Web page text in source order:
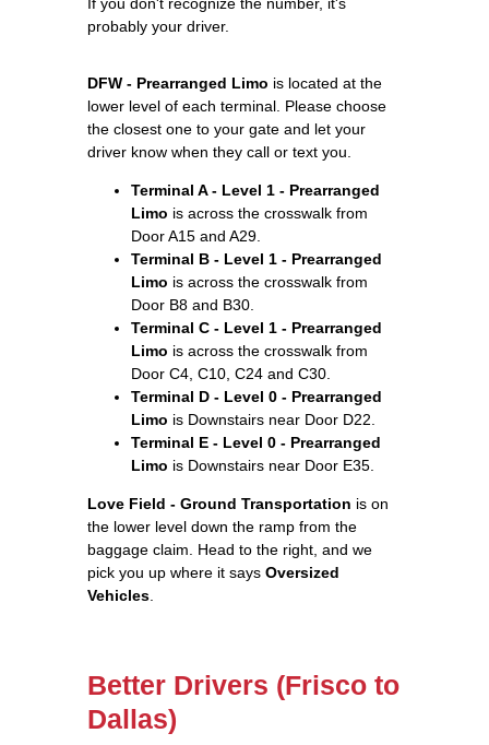
probably your driver.
DFW - Prearranged Limo is located at the
lower level of each terminal. Please choose
the closest one to your gate and let your
driver know when they call or text you.
Terminal A - Level 1 - Prearranged
Limo is across the crosswalk from
Door A15 and A29.
Terminal B - Level 1 - Prearranged
Limo is across the crosswalk from
Door B8 and B30.
Terminal C - Level 1 - Prearranged
Limo is across the crosswalk from
Door C4, C10, C24 and C30.
Terminal D - Level 0 - Prearranged
Limo is Downstairs near Door D22.
Terminal E - Level 0 - Prearranged
Limo is Downstairs near Door E35.
Love Field - Ground Transportation is on
the lower level down the ramp from the
baggage claim. Head to the right, and we
pick you up where it says Oversized
Vehicles
Better Drivers (Frisco to
Dallas)